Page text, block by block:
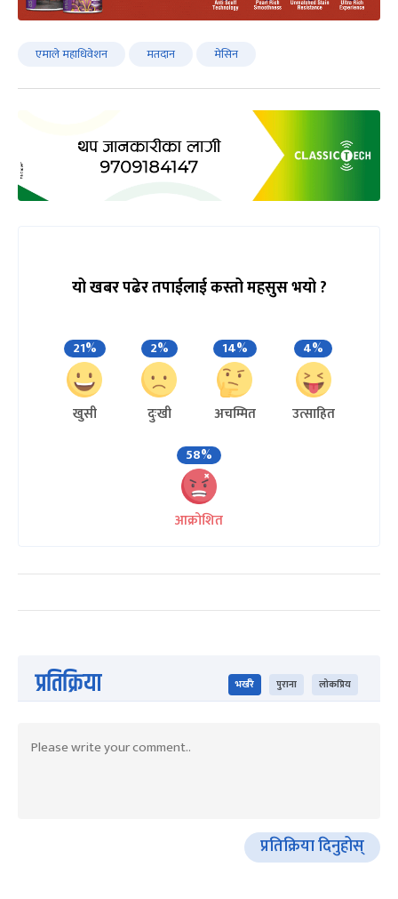
एमाले महाधिवेशन मतदान मेसिन
यो खबर पढेर तपाईलाई कस्तो महसुस भयो ?
21%
खुसी
2%
दुःखी
14%
अचम्मित
4%
उत्साहित
58%
आक्रोशित
प्रतिक्रिया भर्खरै पुराना लोकप्रिय
प्रतिक्रिया दिनुहोस्